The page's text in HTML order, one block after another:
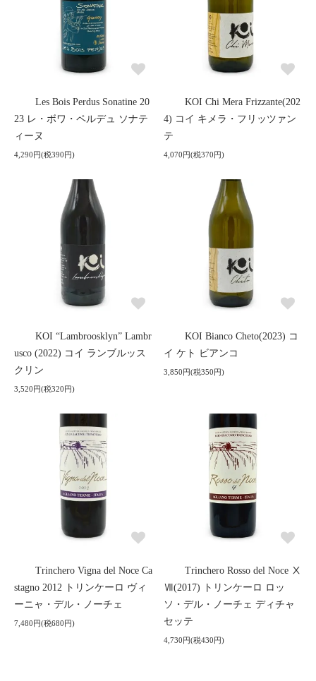
Les Bois Perdus Sonatine 20
23 レ・ボワ・ペルデュ ソナテ
ィーヌ
4,290円(税390円)
KOI Chi Mera Frizzante(202
4) コイ キメラ・フリッツァン
テ
4,070円(税370円)
KOI “Lambroosklyn” Lambr
usco (2022) コイ ランブルッス
クリン
3,520円(税320円)
KOI Bianco Cheto(2023) コ
イ ケト ビアンコ
3,850円(税350円)
Trinchero Vigna del Noce Ca
stagno 2012 トリンケーロ ヴィ
ーニャ・デル・ノーチェ
7,480円(税680円)
Trinchero Rosso del Noce Ⅹ
Ⅶ(2017) トリンケーロ ロッ
ソ・デル・ノーチェ ディチャ
セッテ
4,730円(税430円)